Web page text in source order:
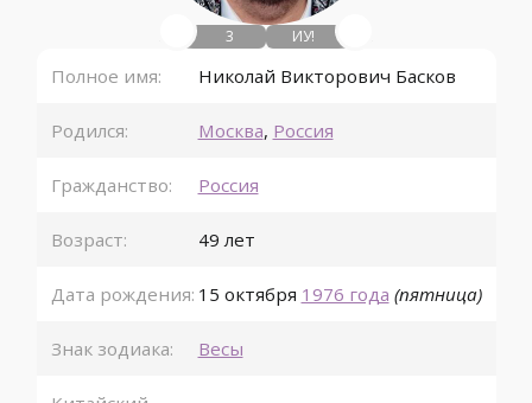
3 ИУ!
Полное имя: Николай Викторович Басков
Родился: Москва, Россия
Гражданство: Россия
Возраст: 49 лет
Дата рождения: 15 октября 1976 года (пятница)
Знак зодиака: Весы